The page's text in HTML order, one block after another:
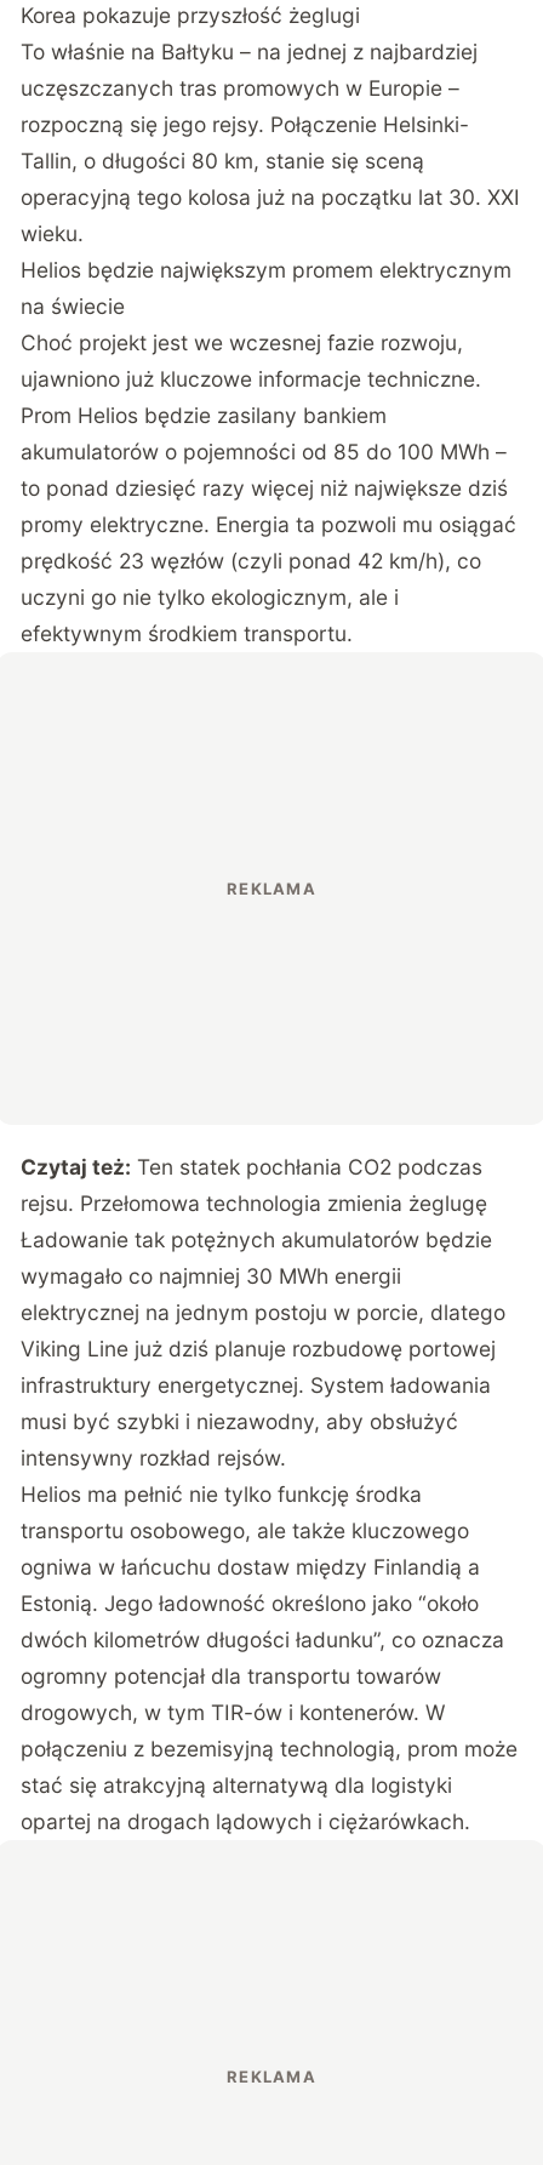
Korea pokazuje przyszłość żeglugi
To właśnie na Bałtyku – na jednej z najbardziej
uczęszczanych tras promowych w Europie –
rozpoczną się jego rejsy. Połączenie Helsinki-
Tallin, o długości 80 km, stanie się sceną
operacyjną tego kolosa już na początku lat 30. XXI
wieku.
Helios będzie największym promem elektrycznym
na świecie
Choć projekt jest we wczesnej fazie rozwoju,
ujawniono już kluczowe informacje techniczne.
Prom Helios będzie zasilany bankiem
akumulatorów o pojemności od 85 do 100 MWh –
to ponad dziesięć razy więcej niż największe dziś
promy elektryczne. Energia ta pozwoli mu osiągać
prędkość 23 węzłów (czyli ponad 42 km/h), co
uczyni go nie tylko ekologicznym, ale i
efektywnym środkiem transportu.
Czytaj też: Ten statek pochłania CO2 podczas
rejsu. Przełomowa technologia zmienia żeglugę
Ładowanie tak potężnych akumulatorów będzie
wymagało co najmniej 30 MWh energii
elektrycznej na jednym postoju w porcie, dlatego
Viking Line już dziś planuje rozbudowę portowej
infrastruktury energetycznej. System ładowania
musi być szybki i niezawodny, aby obsłużyć
intensywny rozkład rejsów.
Helios ma pełnić nie tylko funkcję środka
transportu osobowego, ale także kluczowego
ogniwa w łańcuchu dostaw między Finlandią a
Estonią. Jego ładowność określono jako “około
dwóch kilometrów długości ładunku”, co oznacza
ogromny potencjał dla transportu towarów
drogowych, w tym TIR-ów i kontenerów. W
połączeniu z bezemisyjną technologią, prom może
stać się atrakcyjną alternatywą dla logistyki
opartej na drogach lądowych i ciężarówkach.